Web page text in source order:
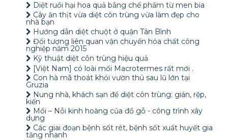
Diệt ruồi hại hoa quả bằng chế phẩm từ men bia
Cây ăn thịt vừa diệt côn trùng vừa làm đẹp cho
nhà bạn
Hướng dẫn diệt chuột ở quận Tân Bình
Đối tượng liên quan vận chuyển hóa chất công
nghiệp năm 2015
Kỹ thuật diệt côn trùng hiệu quả
[Việt Nam] có loài mối Macrotermes rất mới .
Con hà mã thoát khỏi vườn thú sau lũ lớn tại
Gruzia
Nung nhà, khách sạn để diệt côn trùng: gián, rệp,
kiến
Mối – Nỗi kinh hoàng của đồ gỗ - công trình xây
dựng
Các giai đoạn bệnh sốt rét, bệnh sốt xuất huyết gia
tăng nhanh